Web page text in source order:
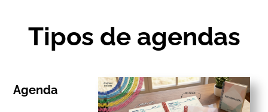
Tipos de agendas
Agenda